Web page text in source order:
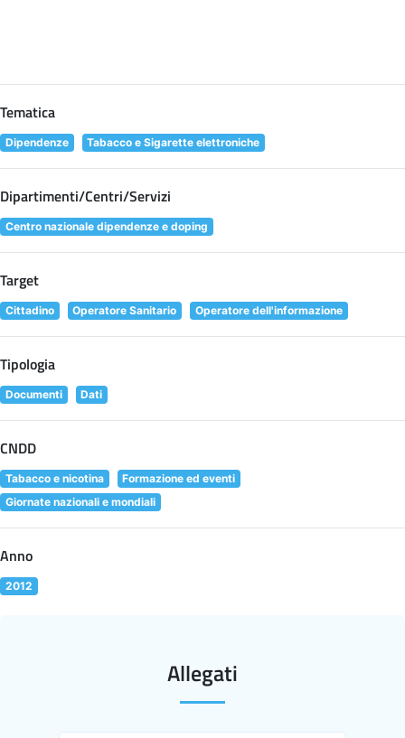
Tematica
Dipendenze Tabacco e Sigarette elettroniche
Dipartimenti/Centri/Servizi
Centro nazionale dipendenze e doping
Target
Cittadino Operatore Sanitario Operatore dell'informazione
Tipologia
Documenti Dati
CNDD
Tabacco e nicotina
Formazione ed eventi
Giornate nazionali e mondiali
Anno
2012
Allegati